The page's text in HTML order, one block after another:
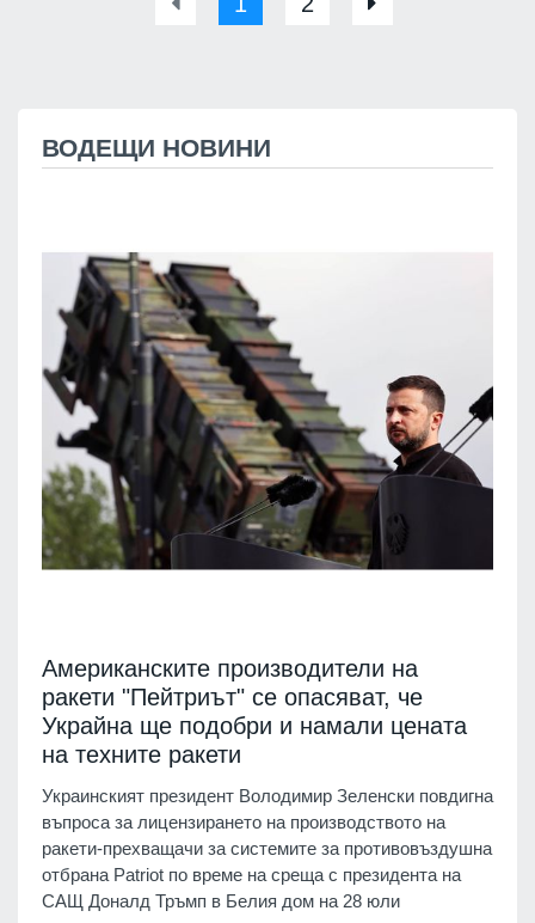
ВОДЕЩИ НОВИНИ
Американските производители на
ракети "Пейтриът" се опасяват, че
Украйна ще подобри и намали цената
на техните ракети
Украинският президент Володимир Зеленски повдигна
въпроса за лицензирането на производството на
ракети-прехващачи за системите за противовъздушна
отбрана Patriot по време на среща с президента на
САЩ Доналд Тръмп в Белия дом на 28 юли